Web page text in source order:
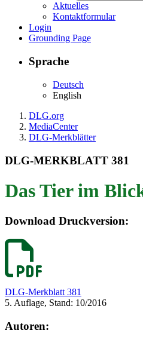
Aktuelles
Kontaktformular
Login
Grounding Page
Sprache
Deutsch
English
DLG.org
MediaCenter
DLG-Merkblätter
DLG-MERKBLATT 381
Das Tier im
Download Druckversion:
DLG-Merkblatt 381
5. Auflage, Stand: 10/2016
Autoren: